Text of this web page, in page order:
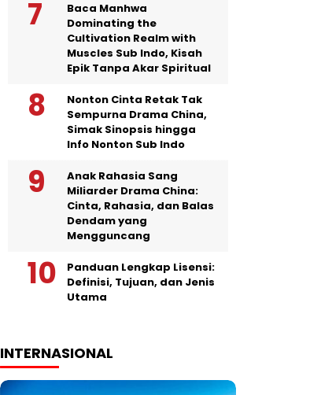
Baca Manhwa
Dominating the
Cultivation Realm with
Muscles Sub Indo, Kisah
Epik Tanpa Akar Spiritual
Nonton Cinta Retak Tak
Sempurna Drama China,
Simak Sinopsis hingga
Info Nonton Sub Indo
Anak Rahasia Sang
Miliarder Drama China:
Cinta, Rahasia, dan Balas
Dendam yang
Mengguncang
Panduan Lengkap Lisensi:
Definisi, Tujuan, dan Jenis
Utama
INTERNASIONAL